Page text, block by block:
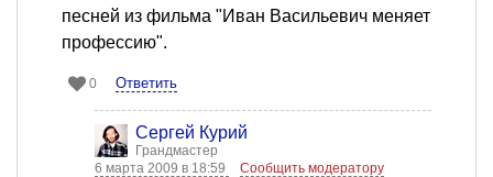
песней из фильма "Иван Васильевич меняет
профессию".
0 Ответить
Сергей Курий
Грандмастер
6 марта 2009 в 18:59
Сообщить модератору